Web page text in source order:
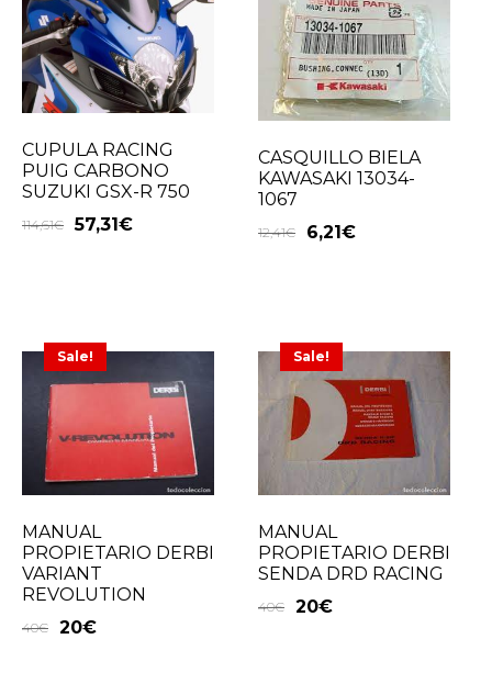
CUPULA RACING
PUIG CARBONO
SUZUKI GSX-R 750
114,61€ 57,31€
CASQUILLO BIELA
KAWASAKI 13034-
1067
12,41€ 6,21€
Sale!
MANUAL
PROPIETARIO DERBI
VARIANT
REVOLUTION
40€ 20€
Sale!
MANUAL
PROPIETARIO DERBI
SENDA DRD RACING
40€ 20€